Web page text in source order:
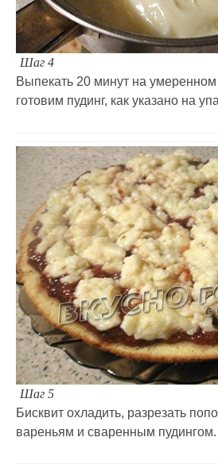
Шаг 4
Выпекать 20 минут на
готовим пудинг, как указано на
Шаг 5
Бисквит охладить, разрезать
вареньям и сваренным пудингом.